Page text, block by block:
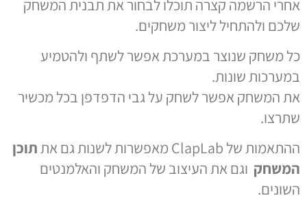
אחרי הרשמה קצרה תוכלו לבחור את תבנית המשחק
שלכם ולהתחיל ליצור משחקים.
כל משחק שנוצר במערכת אפשר לשתף ולהטמיע
במערכות שונות.
את המשחק אפשר לשחק על גבי הדפדפן בכל מכשיר
שתרצו.
ההתאמות של ClapLab מאפשרות לשנות גם את
תוכן
המשחק וגם את העיצוב של המשחק והאלמנטים
השונים.